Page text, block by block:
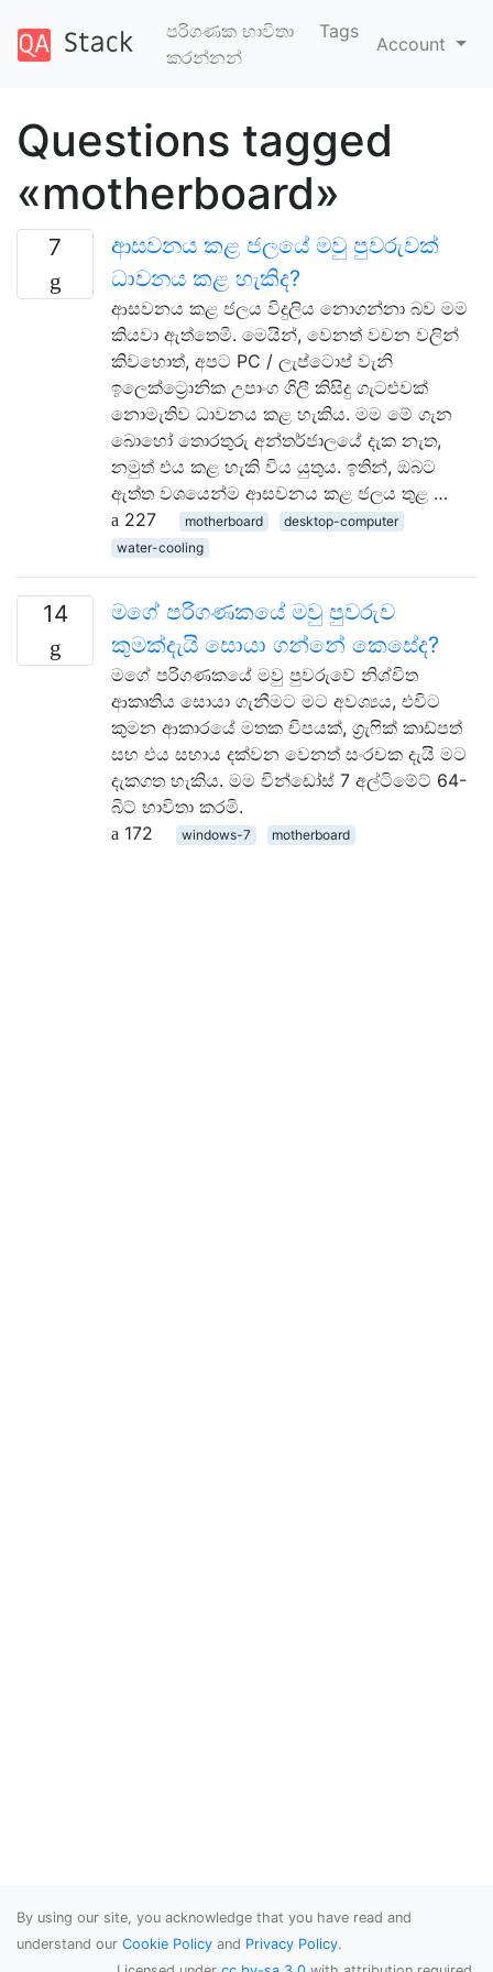
පරිගණක භාවිතා
කරන්නන්
Tags
Account
Questions tagged
«motherboard»
7
ආසවනය කළ ජලයේ මවු පුවරුවක්
ධාවනය කළ හැකිද?
ආසවනය කළ ජලය විදුලිය නොගන්නා බව මම
කියවා ඇත්තෙමි. මෙයින්, වෙනත් වචන වලින්
කිවහොත්, අපට PC / ලැප්ටොප් වැනි
ඉලෙක්ට්‍රොනික උපාංග ගිලී කිසිදු ගැටළුවක්
නොමැතිව ධාවනය කළ හැකිය. මම මේ ගැන
බොහෝ තොරතුරු අන්තර්ජාලයේ දැක නැත,
නමුත් එය කළ හැකි විය යුතුය. ඉතින්, ඔබට
ඇත්ත වශයෙන්ම ආසවනය කළ ජලය තුළ …
227
motherboard
desktop-computer
water-cooling
14
මගේ පරිගණකයේ මවු පුවරුව
කුමක්දැයි සොයා ගන්නේ කෙසේද?
මගේ පරිගණකයේ මවු පුවරුවේ නිශ්චිත
ආකෘතිය සොයා ගැනීමට මට අවශ්‍යය, එවිට
කුමන ආකාරයේ මතක චිපයක්, ග්‍රැෆික් කාඩ්පත්
සහ එය සහාය දක්වන වෙනත් සංරචක දැයි මට
දැකගත හැකිය. මම වින්ඩෝස් 7 අල්ටිමේට් 64-
බිට් භාවිතා කරමි.
172
windows-7 motherboard
By using our site, you acknowledge that you have read and
understand our Cookie Policy and Privacy Policy.